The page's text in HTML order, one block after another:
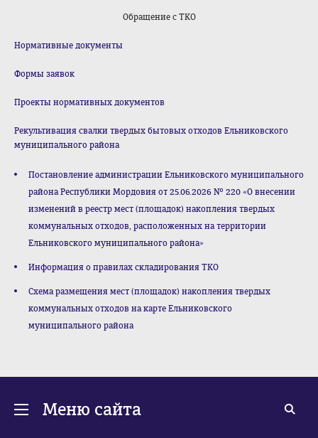
Обращение с ТКО
Нормативные документы
Формы заявок
Проекты нормативных документов
Рекультивация свалки твердых бытовых отходов Ельниковского
муниципального района
Постановление администрации Ельниковского муниципального
района Республики Мордовия от 25.06.2026 № 220 «О внесении
изменений в реестр мест (площадок) накопления твердых
коммунальных отходов, расположенных на территории
Ельниковского муниципального района»
Информация о правилах складирования ТКО
Схема размещения мест (площадок) накопления твердых
коммунальных отходов на карте Ельниковского
муниципального района
Меню сайта